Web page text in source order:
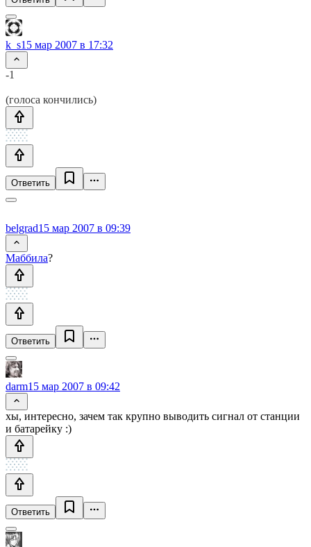
k_s15 мар 2007 в 17:32
-1
(голоса кончились)
Ответить
belgrad15 мар 2007 в 09:39
Маббила?
Ответить
darm15 мар 2007 в 09:42
хы, интересно, зачем так крупно выводить сигнал от станции
и батарейку :)
Ответить